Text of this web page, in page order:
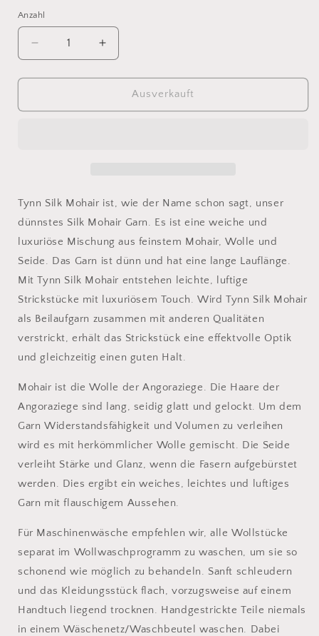
Anzahl
Anzahl
Verringere
die
Menge
Sandnes
Erhöhe
die
Menge
Sandnes
Ausverkauft
Tynn Silk Mohair ist, wie der Name schon sagt, unser
dünnstes Silk Mohair Garn. Es ist eine weiche und
luxuriöse Mischung aus feinstem Mohair, Wolle und
Seide. Das Garn ist dünn und hat eine lange Lauflänge.
Mit Tynn Silk Mohair entstehen leichte, luftige
Strickstücke mit luxuriösem Touch. Wird Tynn Silk Mohair
als Beilaufgarn zusammen mit anderen Qualitäten
verstrickt, erhält das Strickstück eine effektvolle Optik
und gleichzeitig einen guten Halt.
Mohair ist die Wolle der Angoraziege. Die Haare der
Angoraziege sind lang, seidig glatt und gelockt. Um dem
Garn Widerstandsfähigkeit und Volumen zu verleihen
wird es mit herkömmlicher Wolle gemischt. Die Seide
verleiht Stärke und Glanz, wenn die Fasern aufgebürstet
werden. Dies ergibt ein weiches, leichtes und luftiges
Garn mit flauschigem Aussehen.
Für Maschinenwäsche empfehlen wir, alle Wollstücke
separat im Wollwaschprogramm zu waschen, um sie so
schonend wie möglich zu behandeln. Sanft schleudern
und das Kleidungsstück flach, vorzugsweise auf einem
Handtuch liegend trocknen. Handgestrickte Teile niemals
in einem Wäschenetz/Waschbeutel waschen. Dabei